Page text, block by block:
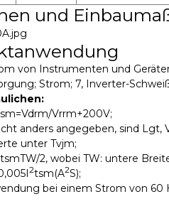
und
von Instrumenten und
Strom; 7, Inverter-
Vrrm+200V;
anders angegeben, sind
unter Tvjm;
tsmTW/2, wobei TW: untere
2tsm(A2S);
bei einem Strom von 60